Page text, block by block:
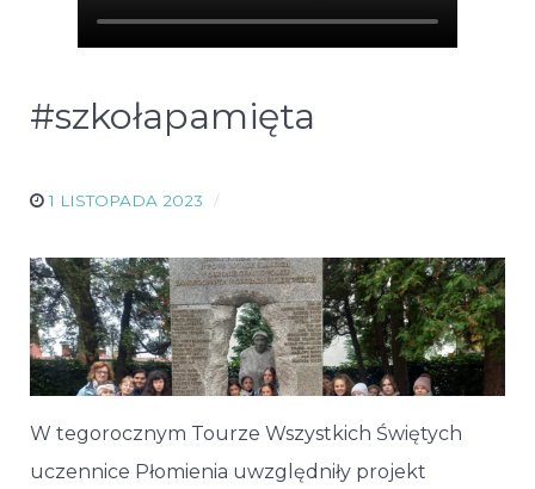
#szkołapamięta
1 LISTOPADA 2023
W tegorocznym Tourze Wszystkich Świętych
uczennice Płomienia uwzględniły projekt